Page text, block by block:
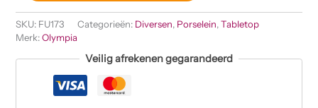
SKU: FU173 Categorieën: Diversen, Porselein,Tabletop
Merk:Olympia
Veilig afrekenen gegarandeerd